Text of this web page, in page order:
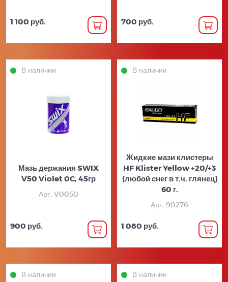
1 100 руб. 700 руб.
В наличии
Мазь держания SWIX
V50 Violet 0C, 45гр
Арт. V0050
900 руб.
В наличии
Жидкие мази клистеры
HF Klister Yellow +20/+3
(любой снег в т.ч. глянец)
60 г.
Арт. 90276
1 080 руб.
В наличии В наличии